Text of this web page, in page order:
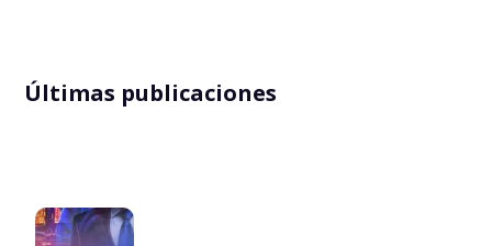
Últimas publicaciones